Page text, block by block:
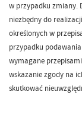
w przypadku zmiany.
niezbędny do
określonych w
przypadku
wymagane
wskazanie zgody na
skutkować